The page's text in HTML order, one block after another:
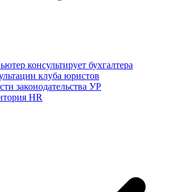
консультирует бухгалтера
клуба юристов
законодательства УР
HR